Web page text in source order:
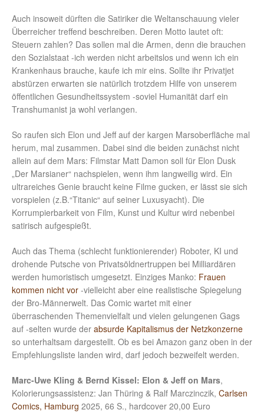
Auch insoweit dürften die Satiriker die Weltanschauung vieler
Überreicher treffend beschreiben. Deren Motto lautet oft:
Steuern zahlen? Das sollen mal die Armen, denn die brauchen
den Sozialstaat -ich werden nicht arbeitslos und wenn ich ein
Krankenhaus brauche, kaufe ich mir eins. Sollte ihr Privatjet
abstürzen erwarten sie natürlich trotzdem Hilfe von unserem
öffentlichen Gesundheitssystem -soviel Humanität darf ein
Transhumanist ja wohl verlangen.
So raufen sich Elon und Jeff auf der kargen Marsoberfläche mal
herum, mal zusammen. Dabei sind die beiden zunächst nicht
allein auf dem Mars: Filmstar Matt Damon soll für Elon Dusk
„Der Marsianer“ nachspielen, wenn ihm langweilig wird. Ein
ultrareiches Genie braucht keine Filme gucken, er lässt sie sich
vorspielen (z.B.“Titanic“ auf seiner Luxusyacht). Die
Korrumpierbarkeit von Film, Kunst und Kultur wird nebenbei
satirisch aufgespießt.
Auch das Thema (schlecht funktionierender) Roboter, KI und
drohende Putsche von Privatsöldnertruppen bei Milliardären
werden humoristisch umgesetzt. Einziges Manko: Frauen
kommen nicht vor -vielleicht aber eine realistische Spiegelung
der Bro-Männerwelt. Das Comic wartet mit einer
überraschenden Themenvielfalt und vielen gelungenen Gags
auf -selten wurde der absurde Kapitalismus der Netzkonzerne
so unterhaltsam dargestellt. Ob es bei Amazon ganz oben in der
Empfehlungsliste landen wird, darf jedoch bezweifelt werden.
Marc-Uwe Kling & Bernd Kissel: Elon & Jeff on Mars,
Kolorierungsassistenz: Jan Thüring & Ralf Marczinczik, Carlsen
Comics, Hamburg 2025, 66 S., hardcover 20,00 Euro